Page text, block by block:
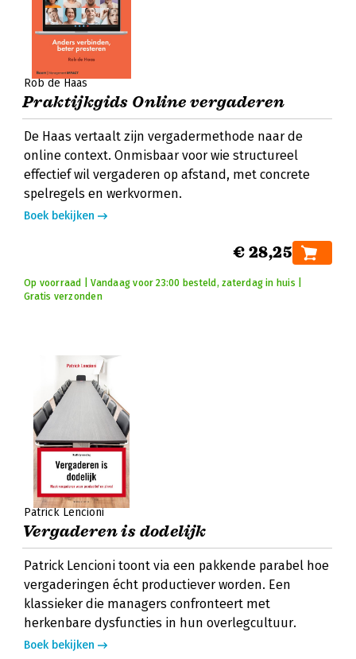
Rob de Haas
Praktijkgids Online vergaderen
De Haas vertaalt zijn vergadermethode naar de
online context. Onmisbaar voor wie structureel
effectief wil vergaderen op afstand, met concrete
spelregels en werkvormen.
Boek bekijken
€ 28,25
Op voorraad | Vandaag voor 23:00 besteld, zaterdag in huis |
Gratis verzonden
Patrick Lencioni
Vergaderen is dodelijk
Patrick Lencioni toont via een pakkende parabel hoe
vergaderingen écht productiever worden. Een
klassieker die managers confronteert met
herkenbare dysfuncties in hun overlegcultuur.
Boek bekijken